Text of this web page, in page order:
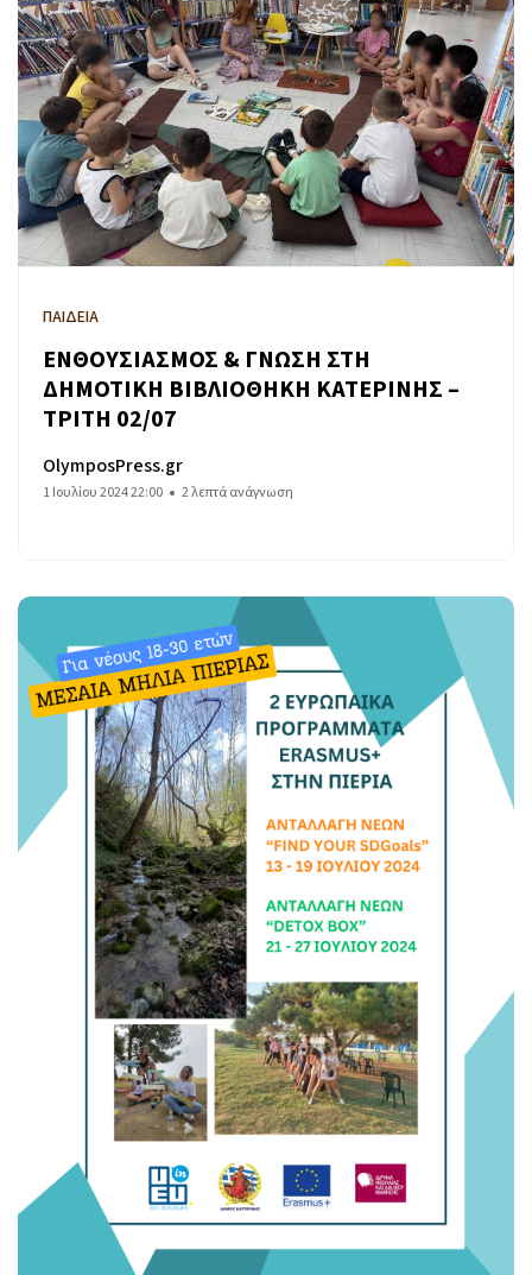
ΠΑΙΔΕΙΑ
ΕΝΘΟΥΣΙΑΣΜΟΣ & ΓΝΩΣΗ ΣΤΗ
ΔΗΜΟΤΙΚΗ ΒΙΒΛΙΟΘΗΚΗ ΚΑΤΕΡΙΝΗΣ –
ΤΡΙΤΗ 02/07
OlymposPress.gr
1 Ιουλίου 2024 22:00 2 λεπτά ανάγνωση